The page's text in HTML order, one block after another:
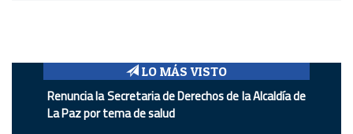
LO MÁS VISTO
Renuncia la Secretaria de Derechos de la Alcaldía de
La Paz por tema de salud